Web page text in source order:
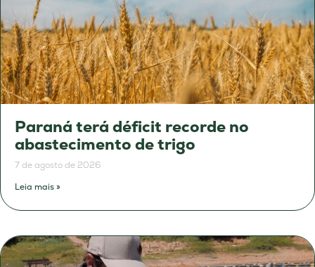
Paraná terá déficit recorde no
abastecimento de trigo
7 de agosto de 2026
Leia mais »